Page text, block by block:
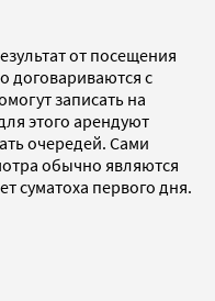
от посещения
договариваются с
записать на
этого арендуют
очередей. Сами
обычно являются
суматоха первого дня.